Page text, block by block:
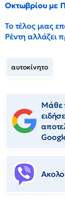
Οκτωβρίου με
Το τέλος μιας
Ρέντη αλλάζει
αυτοκίνητο
Μάθε